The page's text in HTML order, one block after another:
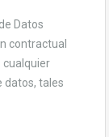
Datos
contractual
cualquier
datos, tales